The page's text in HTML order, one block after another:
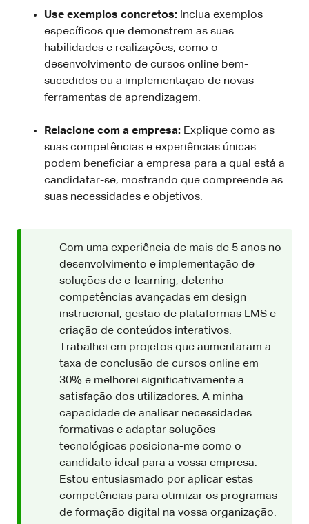
Use exemplos concretos: Inclua exemplos
específicos que demonstrem as suas
habilidades e realizações, como o
desenvolvimento de cursos online bem-
sucedidos ou a implementação de novas
ferramentas de aprendizagem.
Relacione com a empresa: Explique como as
suas competências e experiências únicas
podem beneficiar a empresa para a qual está a
candidatar-se, mostrando que compreende as
suas necessidades e objetivos.
Com uma experiência de mais de 5 anos no
desenvolvimento e implementação de
soluções de e-learning, detenho
competências avançadas em design
instrucional, gestão de plataformas LMS e
criação de conteúdos interativos.
Trabalhei em projetos que aumentaram a
taxa de conclusão de cursos online em
30% e melhorei significativamente a
satisfação dos utilizadores. A minha
capacidade de analisar necessidades
formativas e adaptar soluções
tecnológicas posiciona-me como o
candidato ideal para a vossa empresa.
Estou entusiasmado por aplicar estas
competências para otimizar os programas
de formação digital na vossa organização.